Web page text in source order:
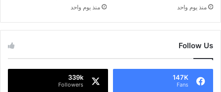
منذ يوم واحد منذ يوم واحد
Follow Us
147K
Fans
339k
Followers